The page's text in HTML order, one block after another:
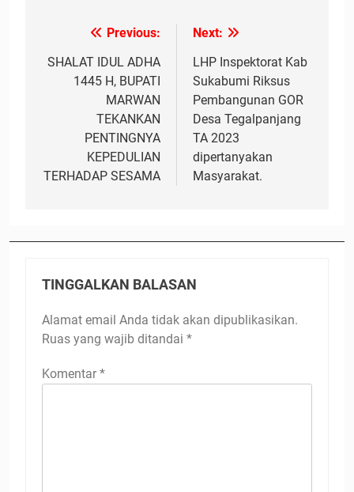
Navigasi
pos
Previous:
SHALAT IDUL ADHA
1445 H, BUPATI
MARWAN
TEKANKAN
PENTINGNYA
KEPEDULIAN
TERHADAP SESAMA
Next:
LHP Inspektorat Kab
Sukabumi Riksus
Pembangunan GOR
Desa Tegalpanjang
TA 2023
dipertanyakan
Masyarakat.
TINGGALKAN BALASAN
Alamat email Anda tidak akan dipublikasikan.
Ruas yang wajib ditandai *
Komentar *